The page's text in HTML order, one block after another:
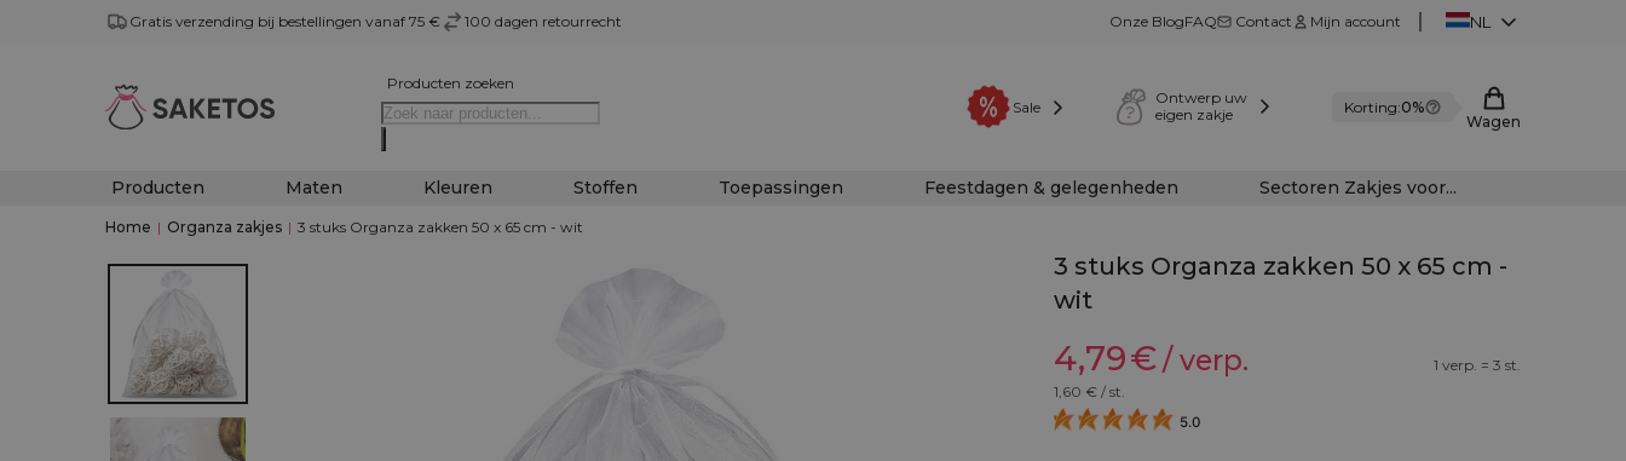
Gratis verzending bij bestellingen vanaf 75 € 100 dagen retourrecht Onze BlogFAQ Contact Mijn account NL
Producten zoeken
Sale
Ontwerp uw
eigen zakje
Korting:0%
Wagen
Producten Maten Kleuren Stoffen Toepassingen Feestdagen & gelegenheden Sectoren Zakjes voor...
Home | Organza zakjes | 3 stuks Organza zakken 50 x 65 cm - wit
3 stuks Organza zakken 50 x 65 cm -
wit
4,79€/ verp.
1 verp. = 3 st.
1,60 € / st.
5.0